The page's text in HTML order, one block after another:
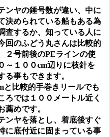
ンヤの錘号数が違い、中に
決められている船もある為
査するか、知っている人に
回のふどう丸さんは比較的
２号前後のPEラインの使
～１００cm辺りに枝針を
る事もできます。
と比較的手巻きリールでも
ろでは１００メートル近く
薦めです。
ンヤを落とし、着底後すぐ
に底付近に固まっている事